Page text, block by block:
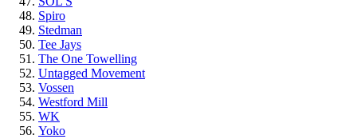
Spiro
Stedman
Tee Jays
The One Towelling
Untagged Movement
Vossen
Westford Mill
WK
Yoko